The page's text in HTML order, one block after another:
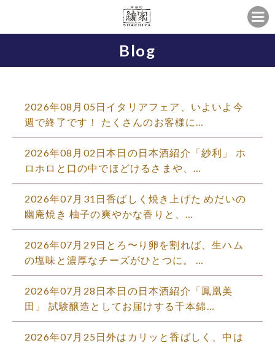
Blog
2026年08月05日イタリアフェア、いよいよ今
週で終了です！ たくさんのお客様に…
2026年08月02日本日の日本酒紹介「紗利」 ホ
ロホロと口の中でほどけるさまや、…
2026年07月31日香ばしく焼き上げた めだいの
幽庵焼き 柚子の爽やかな香りと、…
2026年07月29日とろ〜り卵を割れば、生ハム
の塩味と濃厚なチーズがひとつに。 …
2026年07月28日本日の日本酒紹介「鳳凰美
田」 試験醸造としてお届けする千本錦…
2026年07月25日外はカリッと香ばしく、中は